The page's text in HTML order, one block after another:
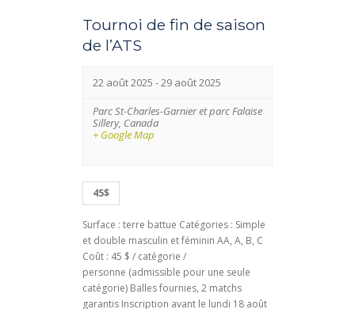
s
S
e
a
n
d
V
i
e
n
V
s
N
a
v
i
Tournoi de fin de saison
de l’ATS
22 août 2025 -29 août 2025
Parc St-Charles-Garnier et parc Falaise
Sillery, Canada
+ Google Map
45$
Surface : terre battue Catégories : Simple
et double masculin et féminin AA, A, B, C
Coût : 45 $ / catégorie /
personne (admissible pour une seule
catégorie) Balles fournies, 2 matchs
garantis Inscription avant le lundi 18 août